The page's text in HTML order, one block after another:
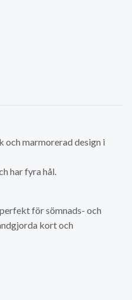
och marmorerad design i
har fyra hål.
för sömnads- och
kort och